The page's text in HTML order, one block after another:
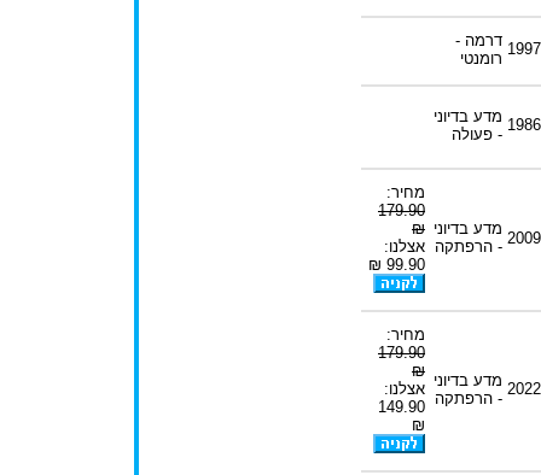
1997 דרמה -
רומנטי
1986 מדע בדיוני
- פעולה
2009
מדע בדיוני
- הרפתקה
מחיר:
179.90
₪
אצלנו:
99.90 ₪
2022 מדע בדיוני
- הרפתקה
מחיר:
179.90
₪
אצלנו:
149.90
₪